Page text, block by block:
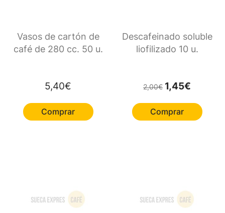
Vasos de cartón de
café de 280 cc. 50 u.
5,40€
Comprar
Descafeinado soluble
liofilizado 10 u.
2,00€ El precio original
1,45€
Comprar